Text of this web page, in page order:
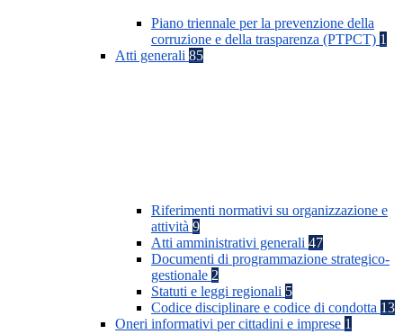
Piano triennale per la prevenzione della
corruzione e della trasparenza (PTPCT) 1
Atti generali 85
Riferimenti normativi su organizzazione e
attività 9
Atti amministrativi generali 47
Documenti di programmazione strategico-
gestionale 2
Statuti e leggi regionali 5
Codice disciplinare e codice di condotta 13
Oneri informativi per cittadini e imprese 1